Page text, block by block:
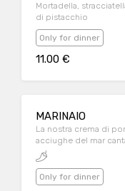
Mortadella,
di pistacchio
Only for dinner
11.00 €
MARINAIO
La nostra crema di
acciughe del mar
filamenti di
Only for dinner